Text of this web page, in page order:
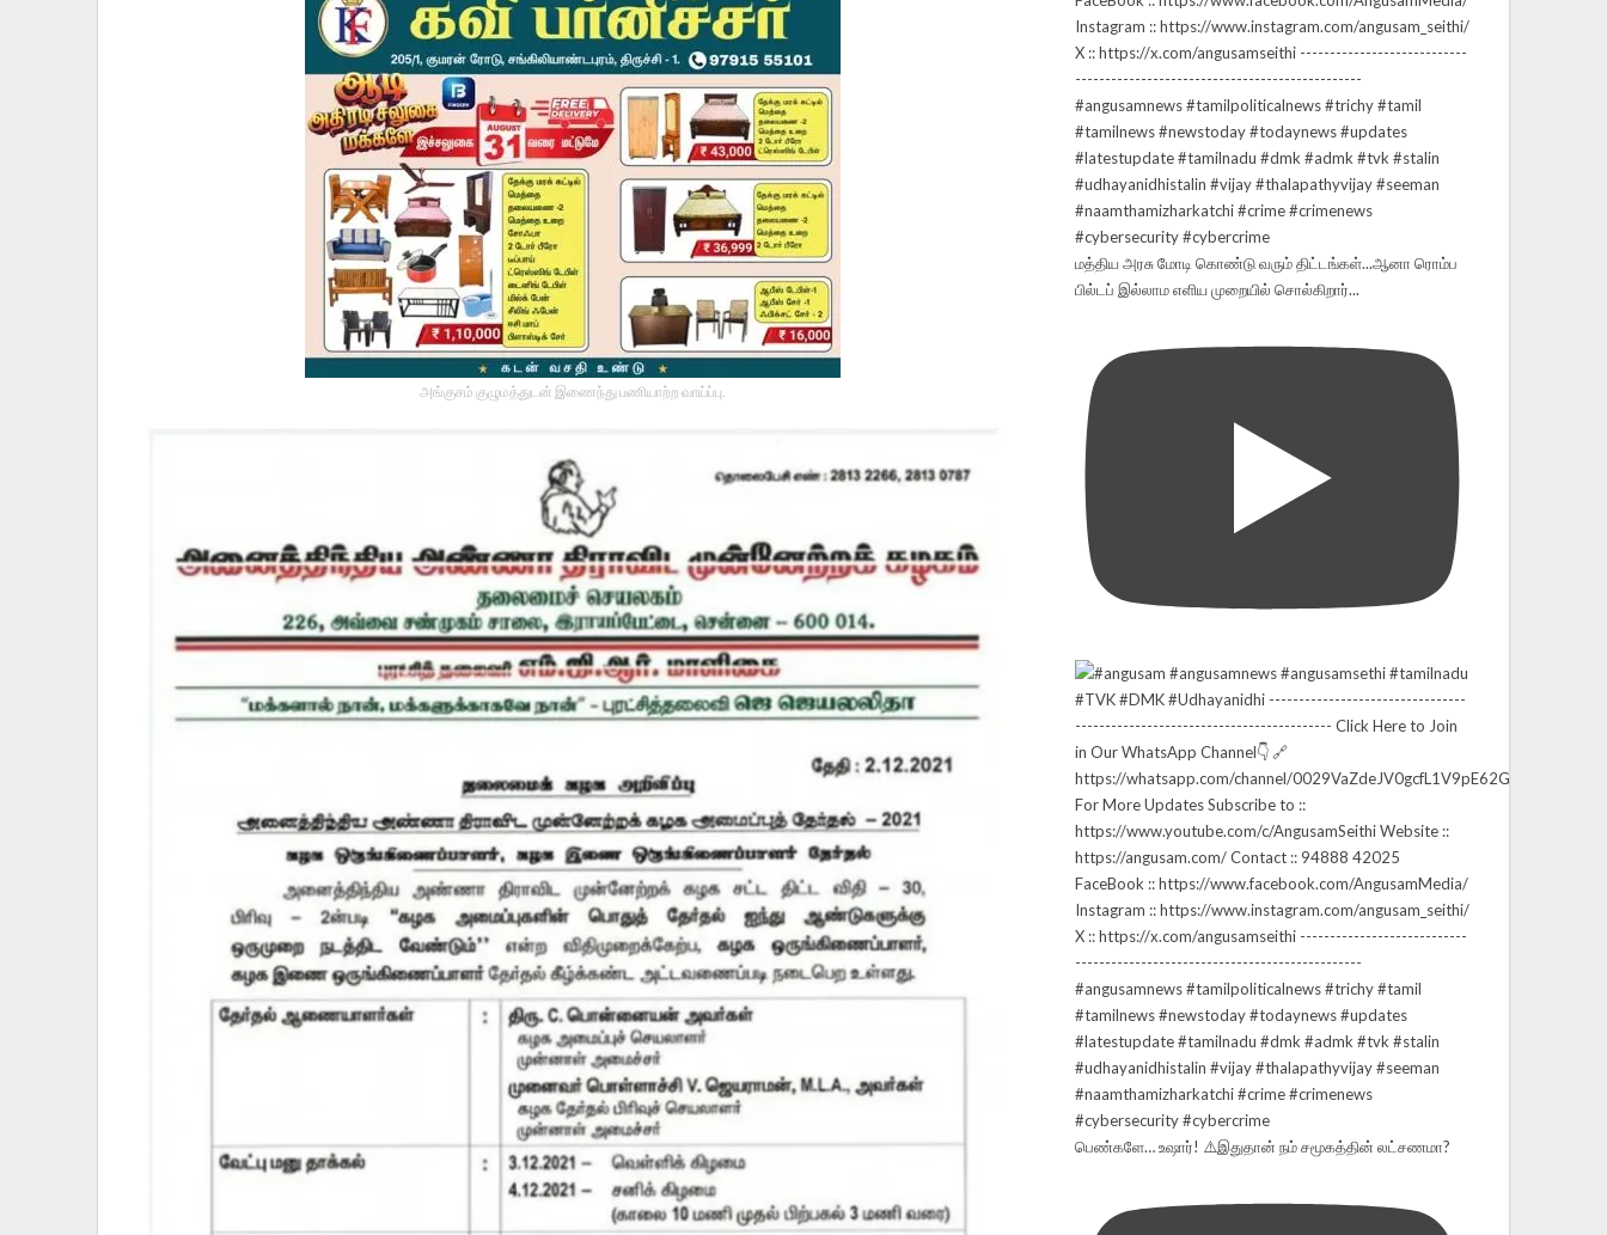
அங்குசம் குழுமத்துடன் இணைந்து பணியாற்ற வாய்ப்பு.
மத்திய அரசு மோடி கொண்டு வரும் திட்டங்கள்...ஆனா ரொம்ப
பில்டப் இல்லாம எளிய முறையில் சொல்கிறார்...
பெண்களே… உஷார்! ⚠️இதுதான் நம் சமூகத்தின் லட்சணமா?